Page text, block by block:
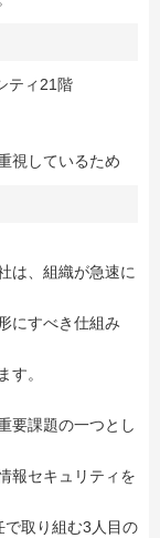
ティ21階
視しているため
は、組織が急速に
にすべき仕組み
す。
要課題の一つとし
報セキュリティを
取り組む3人目の